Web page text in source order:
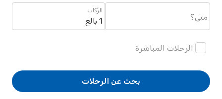
متى؟
الرُكاب
1 بالغ
الرحلات المباشرة
بحث عن الرحلات